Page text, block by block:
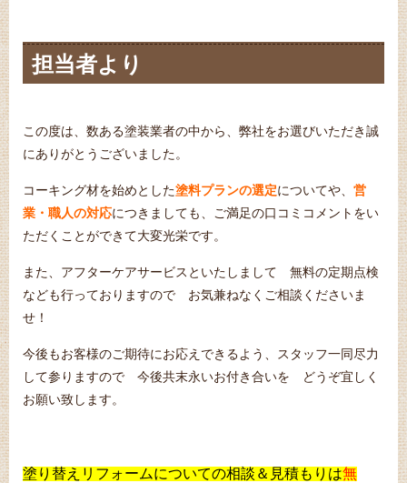
担当者より
この度は、数ある塗装業者の中から、弊社をお選びいただき誠
にありがとうございました。
コーキング材を始めとした塗料プランの選定についてや、 営
業・職人の対応につきましても、ご満足の口コミコメントをい
ただくことができて大変光栄です。
また、アフターケアサービスといたしまして 無料の定期点検
なども行っておりますので お気兼ねなくご相談くださいま
せ！
今後もお客様のご期待にお応えできるよう、スタッフ一同尽力
して参りますので 今後共末永いお付き合いを どうぞ宜しく
お願い致します。
塗り替えリフォームについての相談＆見積もりは無